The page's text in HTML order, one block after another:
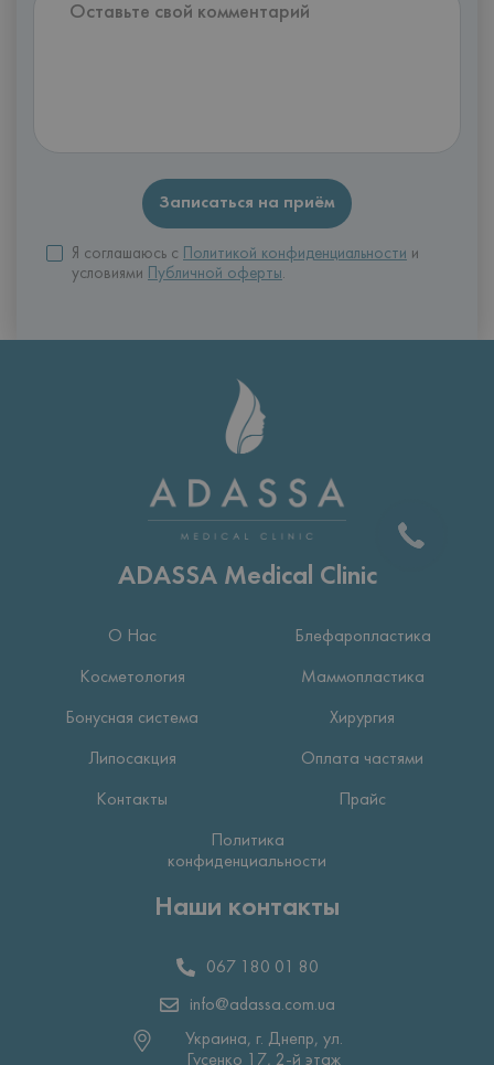
Я соглашаюсь с Политикой конфиденциальности и
условиями
Публичной оферты.
ADASSA Medical Clinic
О Нас Блефаропластика
Косметология Маммопластика
Бонусная система Хирургия
Липосакция Оплата частями
Контакты Прайс
Политика
конфиденциальности
Наши контакты
067 180 01 80
info@adassa.com.ua
Украина, г. Днепр, ул.
Гусенко 17, 2-й этаж